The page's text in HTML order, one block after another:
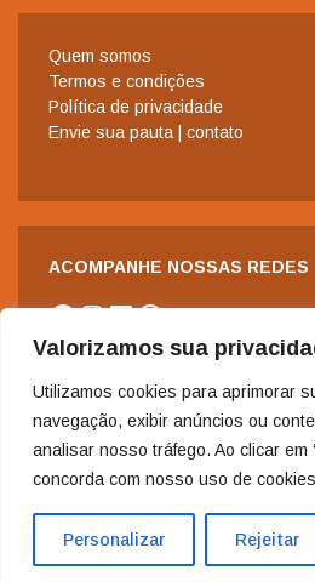
Valorizamos sua
Utilizamos cookies para aprimorar
navegação, exibir anúncios ou
analisar nosso tráfego. Ao clicar em
concorda com nosso uso de
Personalizar Rejeitar
Quem somos
Termos e condições
Política de privacidade
Envie sua pauta | contato
ACOMPANHE NOSSAS REDES
Facebook
Instagram
LinkedIn
WhatsApp